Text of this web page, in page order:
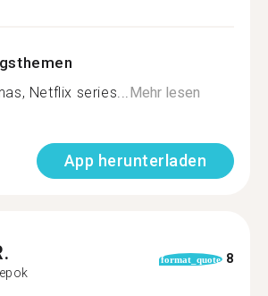
Netflix series... Mehr lesen
App herunterladen
format_quote 8